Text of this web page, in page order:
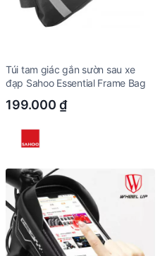
Túi tam giác gắn sườn sau xe
đạp Sahoo Essential Frame Bag
199.000 ₫